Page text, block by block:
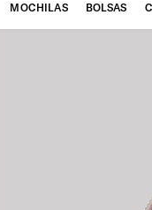
MOCHILAS BOLSAS